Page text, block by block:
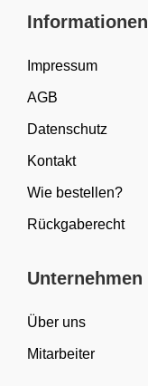
Informationen
Impressum
AGB
Datenschutz
Kontakt
Wie bestellen?
Rückgaberecht
Unternehmen
Über uns
Mitarbeiter